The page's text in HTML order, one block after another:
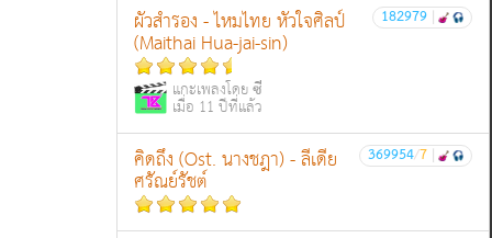
182979 |
ผัวสำรอง - ไหมไทย หัวใจศิลป์
(Maithai Hua-jai-sin)
แกะเพลงโดยซี
เมื่อ 11 ปีที่แล้ว
369954/7 |
คิดถึง (Ost. นางชฎา) - ลีเดีย
ศรัณย์รัชต์